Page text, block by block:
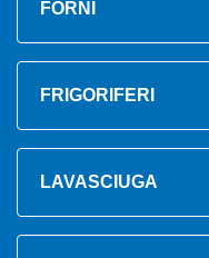
FORNI
FRIGORIFERI
LAVASCIUGA